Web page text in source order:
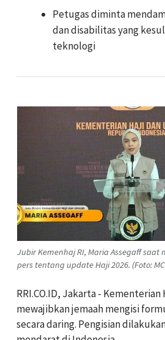
Petugas diminta
dan disabilitas yang
teknologi
Jubir Kemenhaj RI, Maria Assegaff
pers tentang update Haji 2026. (Foto:
RRI.CO.ID, Jakarta - Kementerian
mewajibkan jemaah mengisi
secara daring. Pengisian